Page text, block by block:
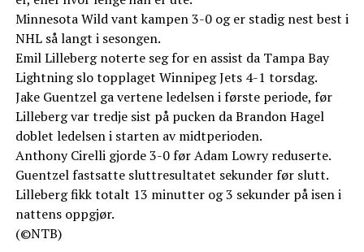
Minnesota Wild vant kampen 3-0 og er stadig nest best i
NHL så langt i sesongen.
Emil Lilleberg noterte seg for en assist da Tampa Bay
Lightning slo topplaget Winnipeg Jets 4-1 torsdag.
Jake Guentzel ga vertene ledelsen i første periode, før
Lilleberg var tredje sist på pucken da Brandon Hagel
doblet ledelsen i starten av midtperioden.
Anthony Cirelli gjorde 3-0 før Adam Lowry reduserte.
Guentzel fastsatte sluttresultatet sekunder før slutt.
Lilleberg fikk totalt 13 minutter og 3 sekunder på isen i
nattens oppgjør.
(©NTB)